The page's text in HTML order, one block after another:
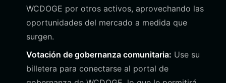
WCDOGE por otros activos, aprovechando las
oportunidades del mercado a medida que
surgen.
Votación de gobernanza comunitaria: Use su
billetera para conectarse al portal de